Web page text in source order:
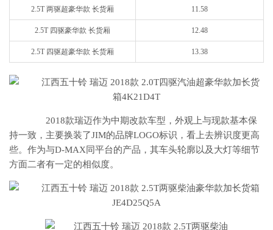
2.5T 两驱超豪华款 长货厢 11.58
2.5T 四驱豪华款 长货厢 12.48
2.5T 四驱超豪华款 长货厢 13.38
2018款瑞迈作为中期改款车型，外观上与现款基本保
持一致，主要换装了JIM的品牌LOGO标识，看上去辨识度更高
些。作为与D-MAX同平台的产品，其车头轮廓以及大灯等细节
方面二者有一定的相似度。